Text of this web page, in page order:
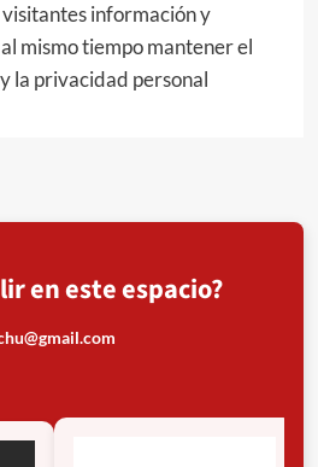
información y
mismo tiempo mantener el
la privacidad personal
en este espacio?